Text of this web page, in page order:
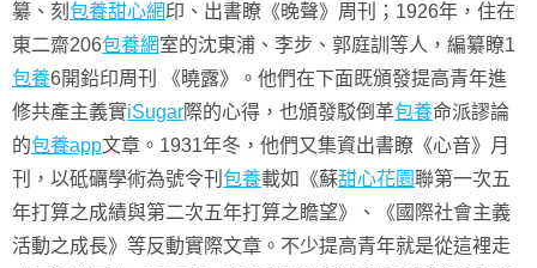
纂、刻 包養甜心網印、出書瞭《晚聲》周刊；1926年，住在
東二齋206包養網室的沈東浦、李步、郭庭訓等人，編纂瞭1
包養6開鉛印周刊 《曉露》。他們在下面既頒發提高青年進
修共產主義實iSugar際的心得，也頒發駁倒革包養命派謬論
的包養app文章。1931年冬，他們又集資出書瞭《心音》月
刊，以砥礪學術為號令刊 包養載如《蘇甜心花園聯第一次五
年打算之成績與第二次五年打算之瞻望》、《國際社會主義
活動之成長》等反動實際文章。不少提高青年就是從這裡走